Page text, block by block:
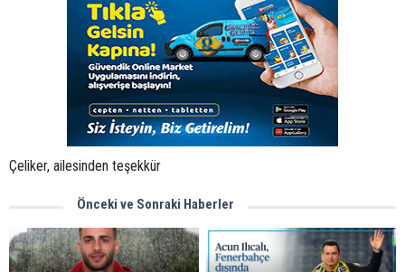
Çeliker, ailesinden teşekkür
Önceki ve Sonraki Haberler